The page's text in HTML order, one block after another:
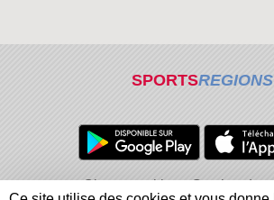
SPORTSREGIONS
Charte cookies
Gestion des